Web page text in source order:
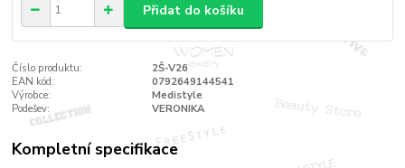
Přidat do košíku
Číslo produktu:
2Š-V26
EAN kód:
0792649144541
Výrobce:
Medistyle
Podešev:
VERONIKA
Kompletní specifikace